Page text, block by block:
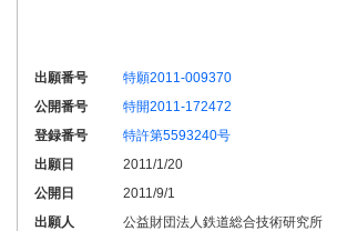
出願番号
特願2011-009370
公開番号
特開2011-172472
登録番号
特許第5593240号
出願日
2011/1/20
公開日
2011/9/1
出願人
公益財団法人鉄道総合技術研究所